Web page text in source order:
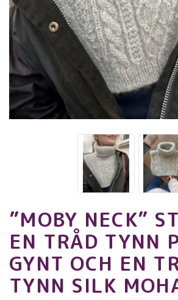
”MOBY NECK”
EN TRÅD TYNN
GYNT OCH EN
TYNN SILK